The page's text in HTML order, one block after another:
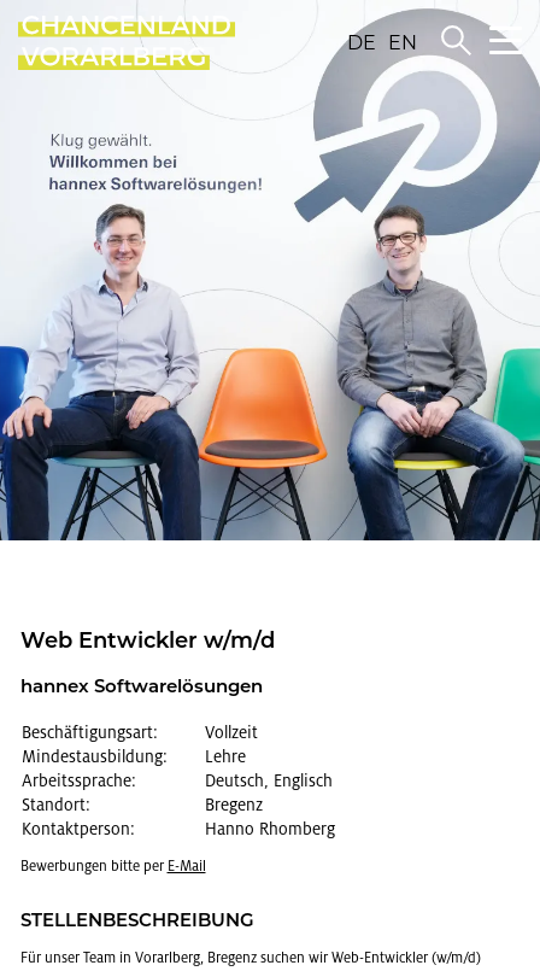
DE EN
Web Ent­wick­ler w/m/d
han­nex Soft­ware­lö­sun­gen
Beschäftigungsart:
Vollzeit
Mindestausbildung:
Lehre
Arbeitssprache:
Deutsch, Englisch
Standort:
Bregenz
Kontaktperson:
Hanno Rhomberg
Be­wer­bun­gen bitte per E-Mail
STEL­LEN­BE­SCHREI­BUNG
Für unser Team in Vor­arl­berg, Bre­genz su­chen wir Web-Ent­wick­ler (w/m/d)